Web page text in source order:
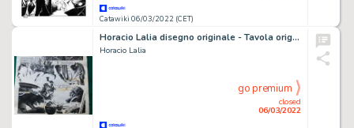
Catawiki 06/03/2022 (CET)
Horacio Lalia disegno originale - Tavola originale di Horacio Lalia - Page volante - Exemplaire unique - (1986/1986)
Horacio Lalia
closed
06/03/2022
go premium